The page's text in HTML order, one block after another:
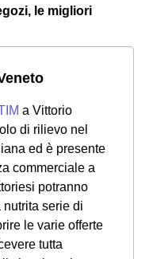
le migliori
a Vittorio
di rilievo nel
ed è presente
commerciale a
potranno
nutrita serie di
le varie offerte
tutta